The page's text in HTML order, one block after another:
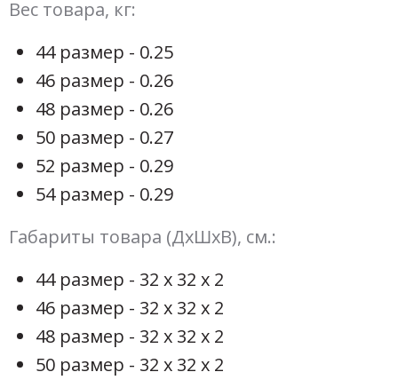
Вес товара, кг:
44 размер - 0.25
46 размер - 0.26
48 размер - 0.26
50 размер - 0.27
52 размер - 0.29
54 размер - 0.29
Габариты товара (ДхШхВ), см.:
44 размер - 32 х 32 х 2
46 размер - 32 х 32 х 2
48 размер - 32 х 32 х 2
50 размер - 32 х 32 х 2